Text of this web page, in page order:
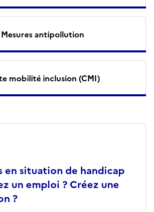
Mesures antipollution
mobilité inclusion (CMI)
en situation de handicap
un emploi ? Créez une
?